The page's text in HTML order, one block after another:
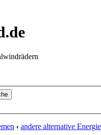
‹ andere alternative